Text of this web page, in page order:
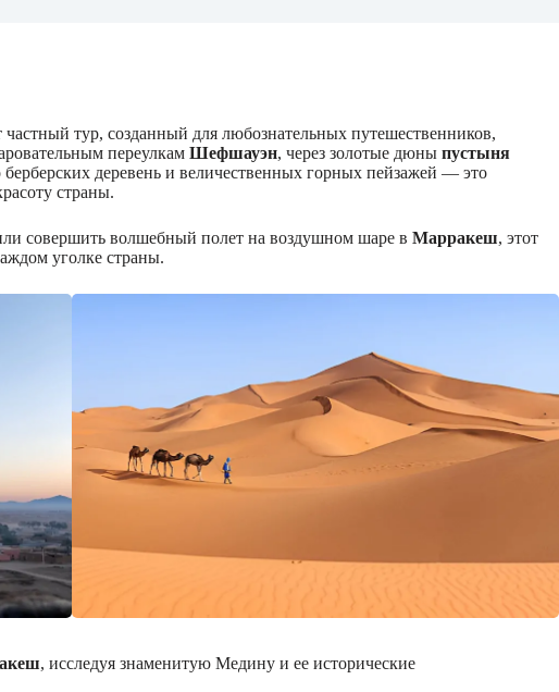
частный тур, созданный для любознательных путешественников,
переулкам Шефшауэн, через золотые дюны пустыня
деревень и величественных горных пейзажей — это
страны.
совершить волшебный полет на воздушном шаре в Марракеш, этот
уголке страны.
, исследуя знаменитую Медину и ее исторические